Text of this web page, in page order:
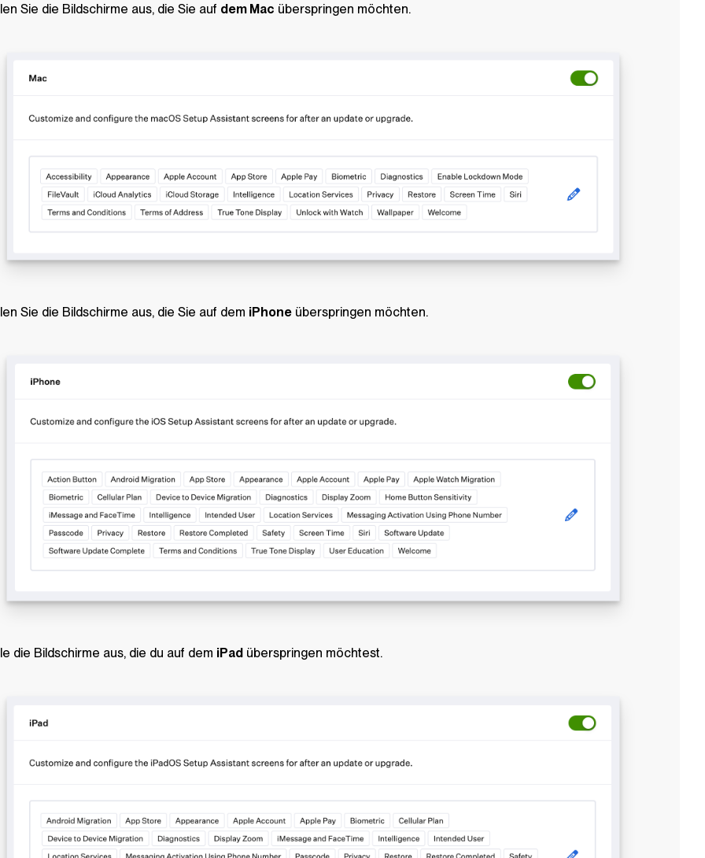
Sie die Bildschirme aus, die Sie auf dem Mac überspringen möchten.
Sie die Bildschirme aus, die Sie auf dem iPhone überspringen möchten.
die Bildschirme aus, die du auf dem iPad überspringen möchtest.